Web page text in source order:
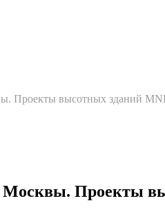
Проекты высотных зданий
Москвы. Проекты